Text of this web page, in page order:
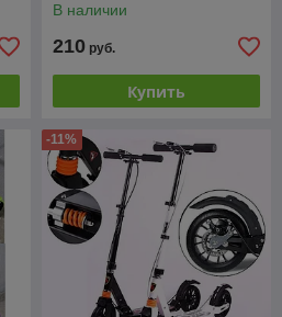
В наличии
210 руб.
Купить
-11%